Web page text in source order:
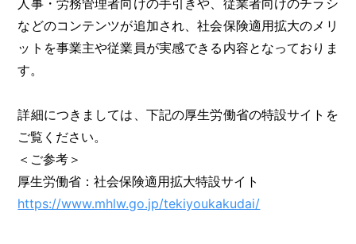
などのコンテンツが追加され、社会保険適用拡大のメリ
ットを事業主や従業員が実感できる内容となっておりま
す。
詳細につきましては、下記の厚生労働省の特設サイトを
ご覧ください。
＜ご参考＞
厚生労働省：社会保険適用拡大特設サイト
https://www.mhlw.go.jp/tekiyoukakudai/